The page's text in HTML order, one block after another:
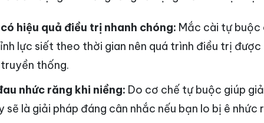
hiệu quả điều trị nhanh chóng: Mắc cài tự
lực siết theo thời gian nên quá trình điều trị
thống.
nhức răng khi niềng: Do cơ chế tự buộc giúp
sẽ là giải pháp đáng cân nhắc nếu bạn lo bị ê nhức